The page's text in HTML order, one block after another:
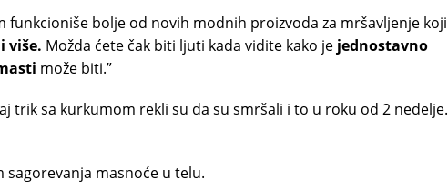
funkcioniše bolje od novih modnih proizvoda za mršavljenje koji
više. Možda ćete čak biti ljuti kada vidite kako je jednostavno
može biti.”
trik sa kurkumom rekli su da su smršali i to u roku od 2 nedelje.
sagorevanja masnoće u telu.